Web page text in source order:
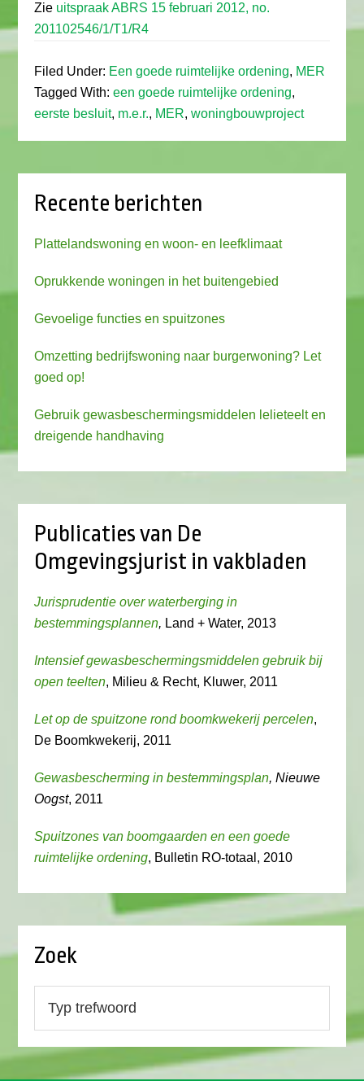
Zie uitspraak ABRS 15 februari 2012, no.
201102546/1/T1/R4
Filed Under: Een goede ruimtelijke ordening, MER
Tagged With:een goede ruimtelijke ordening,
eerste besluit, m.e.r., MER,woningbouwproject
Recente berichten
Plattelandswoning en woon- en leefklimaat
Oprukkende woningen in het buitengebied
Gevoelige functies en spuitzones
Omzetting bedrijfswoning naar burgerwoning? Let
goed op!
Gebruik gewasbeschermingsmiddelen lelieteelt en
dreigende handhaving
Publicaties van De
Omgevingsjurist in vakbladen
Jurisprudentie over waterberging in
bestemmingsplannen, Land + Water, 2013
Intensief gewasbeschermingsmiddelen gebruik bij
open teelten, Milieu & Recht, Kluwer, 2011
Let op de spuitzone rond boomkwekerij percelen,
De Boomkwekerij, 2011
Gewasbescherming in bestemmingsplan, Nieuwe
Oogst, 2011
Spuitzones van boomgaarden en een goede
ruimtelijke ordening, Bulletin RO-totaal, 2010
Zoek